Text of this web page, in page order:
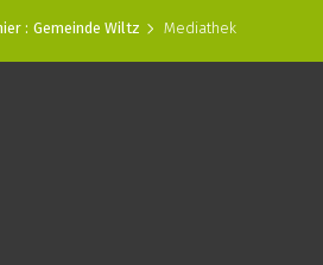
: Gemeinde Wiltz Mediathek